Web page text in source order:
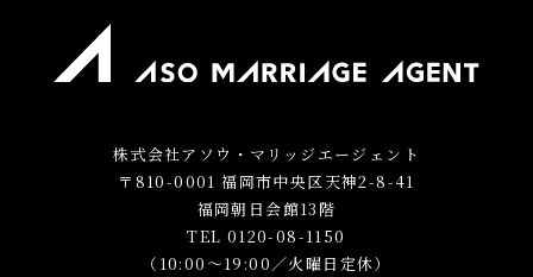
株式会社アソウ・マリッジエージェント
〒810-0001 福岡市中央区天神2-8-41
福岡朝日会館13階
TEL 0120-08-1150
（10:00～19:00／火曜日定休）